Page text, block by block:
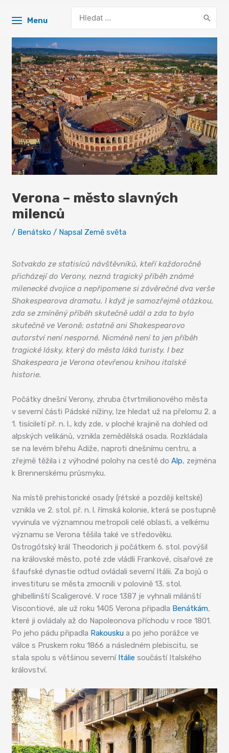
Menu
for:
Verona – město slavných
milenců
/ Benátsko / Napsal Země světa
Sotvakdo ze statisíců návštěvníků, kteří každoročně
přicházejí do Verony, nezná tragický příběh známé
milenecké dvojice a nepřipomene si závěrečné dva verše
Shakespearova dramatu. I když je samozřejmě otázkou,
zda se zmíněný příběh skutečně udál a zda to bylo
skutečně ve Veroně; ostatně ani Shakespearovo
autorství není nesporné. Nicméně není to jen příběh
tragické lásky, který do města láká turisty. I bez
Shakespeara je Verona otevřenou knihou italské
historie.
Počátky dnešní Verony, zhruba čtvrtmilionového města
v severní části Pádské nížiny, lze hledat už na přelomu 2. a
1. tisíciletí př. n. l., kdy zde, v ploché krajině na dohled od
alpských velikánů, vznikla zemědělská osada. Rozkládala
se na levém břehu Adiže, naproti dnešnímu centru, a
zřejmě těžila i z výhodné polohy na cestě doAlp, zejména
k Brennerskému průsmyku.
Na místě prehistorické osady (rétské a později keltské)
vznikla ve 2. stol. př. n. l. římská kolonie, která se postupně
vyvinula ve významnou metropoli celé oblasti, a velkému
významu se Verona těšila také ve středověku.
Ostrogótský král Theodorich ji počátkem 6. stol. povýšil
na královské město, poté zde vládli Frankové, císařové ze
šfaufské dynastie odtud ovládali severní Itálii. Za bojů o
investituru se města zmocnili v polovině 13. stol.
ghibellinští Scaligerové. V roce 1387 je vyhnali milánští
Viscontiové, ale už roku 1405 Verona připadla Benátkám,
které ji ovládaly až do Napoleonova příchodu v roce 1801.
Po jeho pádu připadla Rakousku a po jeho porážce ve
válce s Pruskem roku 1866 a následném plebiscitu, se
stala spolu s většinou severní Itálie součástí Italského
království.